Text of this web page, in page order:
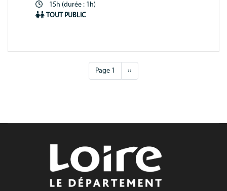
Période
animation
15h (durée : 1h)
TOUT PUBLIC
Page 1
Page
suivante
››